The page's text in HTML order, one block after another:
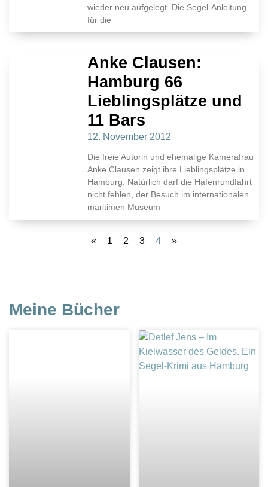
wieder neu aufgelegt. Die Segel-Anleitung
für die
Anke Clausen:
Hamburg 66
Lieblingsplätze und
11 Bars
12. November 2012
Die freie Autorin und ehemalige Kamerafrau
Anke Clausen zeigt ihre Lieblingsplätze in
Hamburg. Natürlich darf die Hafenrundfahrt
nicht fehlen, der Besuch im internationalen
maritimen Museum
« 1 2 3 4 »
Meine Bücher